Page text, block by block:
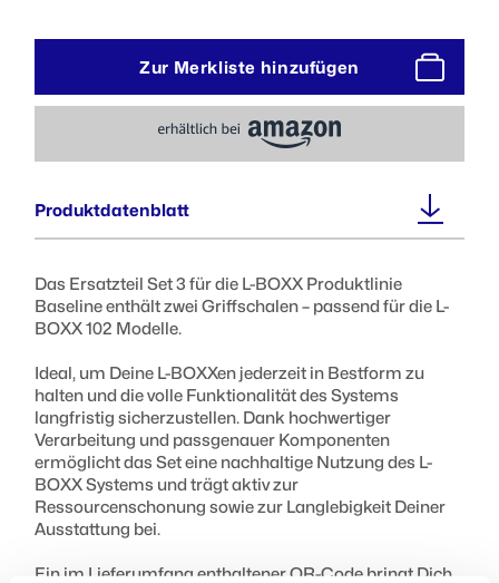
Zur Merkliste hinzufügen
Produktdatenblatt
Das Ersatzteil Set 3 für die L-BOXX Produktlinie
Baseline enthält zwei Griffschalen – passend für die L-
BOXX 102 Modelle.
Ideal, um Deine L-BOXXen jederzeit in Bestform zu
halten und die volle Funktionalität des Systems
langfristig sicherzustellen. Dank hochwertiger
Verarbeitung und passgenauer Komponenten
ermöglicht das Set eine nachhaltige Nutzung des L-
BOXX Systems und trägt aktiv zur
Ressourcenschonung sowie zur Langlebigkeit Deiner
Ausstattung bei.
Ein im Lieferumfang enthaltener QR-Code bringt Dich